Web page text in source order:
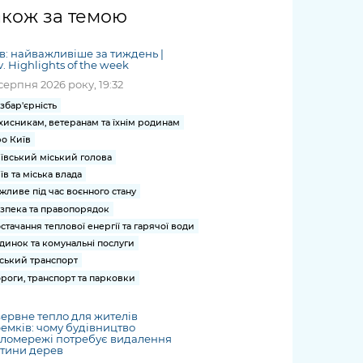
Безбар'єрність
Київська міська військова
адміністрація
Портал послуг
Міський застосунок Київ
Цифровий
Важливе під час
воєнного стану
міській військовій
адміністрації
«Ініціатива
«Партнерство
місцевий рівень»
Важливе під час
воєнного стану
дій чи
про
на
дашборди
та
/
журналіст
ський
запит /
Submitting
a media
за темою
найважливіше за тиждень |
Highlights of the week
2026 року, 19:32
ветеранам та їхнім родинам
Київ
міський голова
та міська влада
під час воєнного стану
та правопорядок
теплової енергії та гарячої води
та комунальні послуги
транспорт
транспорт та парковки
тепло для жителів
чому будівництво
потребує видалення
дерев